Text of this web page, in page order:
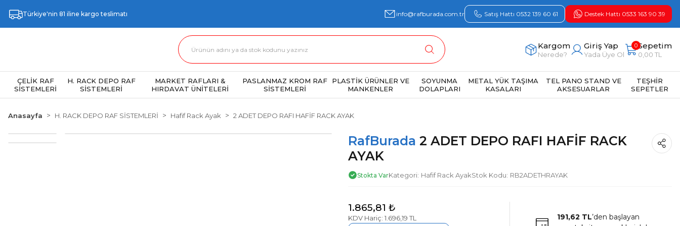
Türkiye'nin 81 iline kargo teslimatı info@rafburada.com.tr Satış Hattı 0532 139 60 61 Destek Hattı 0533 163 90 39
Kargom
Nerede?
Giriş Yap
Yada Üye Ol
0Sepetim
0,00 TL
ÇELİK RAF
SİSTEMLERİ
H. RACK DEPO RAF
SİSTEMLERİ
MARKET RAFLARI &
HIRDAVAT ÜNİTELERİ
PASLANMAZ KROM RAF
SİSTEMLERİ
PLASTİK ÜRÜNLER VE
MANKENLER
SOYUNMA
DOLAPLARI
METAL YÜK TAŞIMA
KASALARI
TEL PANO STAND VE
AKSESUARLAR
TEŞHİR
SEPETLER
Anasayfa H. RACK DEPO RAF SİSTEMLERİ Hafif Rack Ayak 2 ADET DEPO RAFI HAFİF RACK AYAK
RafBurada 2 ADET DEPO RAFI HAFİF RACK
AYAK
Stokta VarKategori Hafif Rack AyakStok Kodu RB2ADETHRAYAK
1.865,81 ₺
KDV Hariç: 1.696,19 TL 191,62 TL’den başlayan